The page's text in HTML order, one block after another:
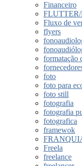
Financeiro
Fluxo de
flyers
formatação
foto
foto para
foto still
fotografia
fotografia
fotografica
framewok
Freela
freelance